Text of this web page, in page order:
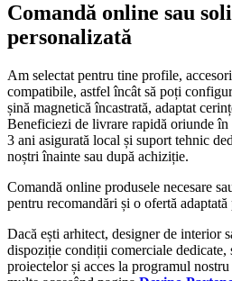
Comandă online sau
personalizată
Am selectat pentru tine profile,
compatibile, astfel încât să poți
șină magnetică încastrată, adaptat
Beneficiezi de livrare rapidă oriunde în
3 ani asigurată local și suport tehnic
noștri înainte sau după achiziție.
Comandă online produsele necesare
pentru recomandări și o ofertă
Dacă ești arhitect, designer de interior
dispoziție condiții comerciale dedicate,
proiectelor și acces la programul